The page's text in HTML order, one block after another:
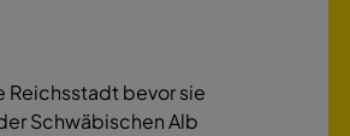
Reichsstadt bevor sie
Schwäbischen Alb